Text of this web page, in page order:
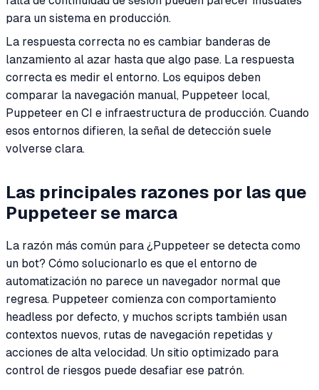
para un sistema en producción.
La respuesta correcta no es cambiar banderas de
lanzamiento al azar hasta que algo pase. La respuesta
correcta es medir el entorno. Los equipos deben
comparar la navegación manual, Puppeteer local,
Puppeteer en CI e infraestructura de producción. Cuando
esos entornos difieren, la señal de detección suele
volverse clara.
Las principales razones por las que
Puppeteer se marca
La razón más común para ¿Puppeteer se detecta como
un bot? Cómo solucionarlo es que el entorno de
automatización no parece un navegador normal que
regresa. Puppeteer comienza con comportamiento
headless por defecto, y muchos scripts también usan
contextos nuevos, rutas de navegación repetidas y
acciones de alta velocidad. Un sitio optimizado para
control de riesgos puede desafiar ese patrón.